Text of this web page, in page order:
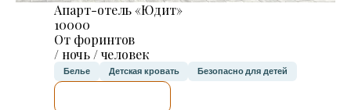
Апарт-отель «Юдит»
10000
От форинтов
/ ночь / человек
Белье Детская кровать Безопасно для детей